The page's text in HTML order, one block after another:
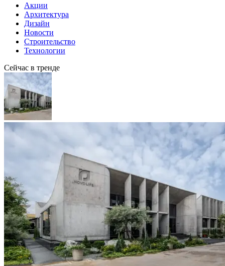
Акции
Архитектура
Дизайн
Новости
Строительство
Технологии
Сейчас в тренде